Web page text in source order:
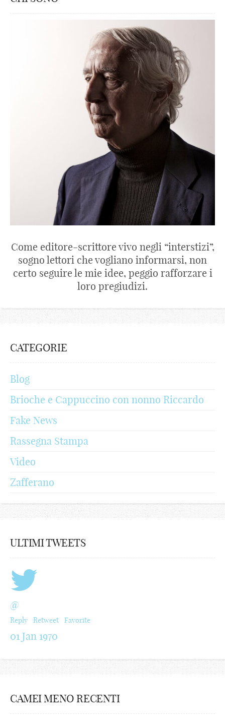
Come editore-scrittore vivo negli “interstizi”,
sogno lettori che vogliano informarsi, non
certo seguire le mie idee, peggio rafforzare i
loro pregiudizi.
CATEGORIE
Blog
Brioche e Cappuccino con nonno Riccardo
Fake News
Rassegna Stampa
Video
Zafferano
ULTIMI TWEETS
@
Reply Retweet Favorite
01 Jan 1970
CAMEI MENO RECENTI